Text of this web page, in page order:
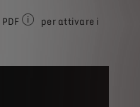
per attivare i